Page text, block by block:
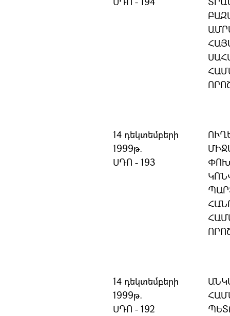
14 դեկտեմբերի
1999թ.
ՍԴՈ - 193
14 դեկտեմբերի
1999թ.
ՍԴՈ - 192